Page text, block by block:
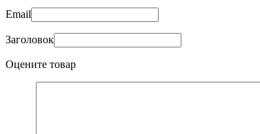
Email
Заголовок
Оцените товар